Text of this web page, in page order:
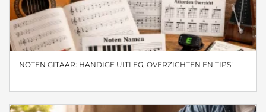
NOTEN GITAAR: HANDIGE UITLEG, OVERZICHTEN EN TIPS!